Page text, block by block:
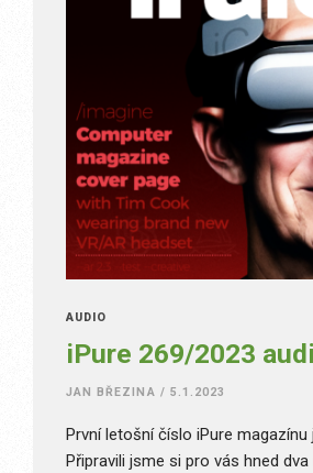
AUDIO
iPure 269/2023
JAN BŘEZINA / 5.1.2023
První letošní číslo iPure magazínu
Připravili jsme si pro vás hned